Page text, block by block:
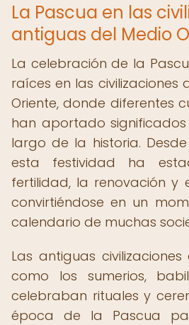
La Pascua en las
antiguas del Medio
La celebración de la
raíces en las civilizaciones
Oriente, donde diferentes
han aportado
largo de la historia.
esta festividad ha
fertilidad, la renovación y
convirtiéndose en un
calendario de muchas
Las antiguas
como los sumerios,
celebraban rituales y
época de la Pascua